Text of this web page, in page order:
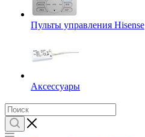
Пульты управления Hisense
Аксессуары